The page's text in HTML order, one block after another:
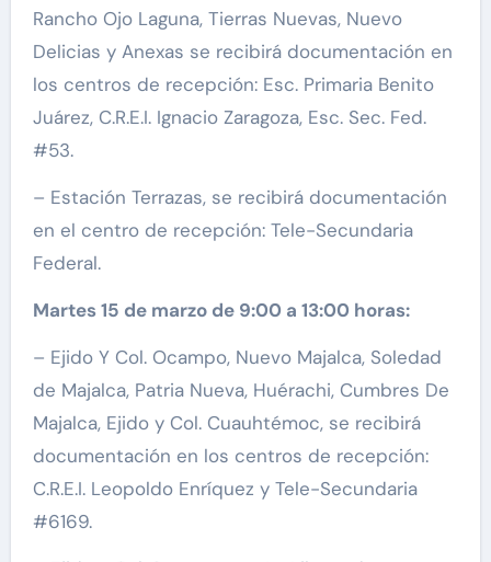
Rancho Ojo Laguna, Tierras Nuevas, Nuevo
Delicias y Anexas se recibirá documentación en
los centros de recepción: Esc. Primaria Benito
Juárez, C.R.E.I. Ignacio Zaragoza, Esc. Sec. Fed.
#53.
– Estación Terrazas, se recibirá documentación
en el centro de recepción: Tele-Secundaria
Federal.
Martes 15 de marzo de 9:00 a 13:00 horas:
– Ejido Y Col. Ocampo, Nuevo Majalca, Soledad
de Majalca, Patria Nueva, Huérachi, Cumbres De
Majalca, Ejido y Col. Cuauhtémoc, se recibirá
documentación en los centros de recepción:
C.R.E.I. Leopoldo Enríquez y Tele-Secundaria
#6169.